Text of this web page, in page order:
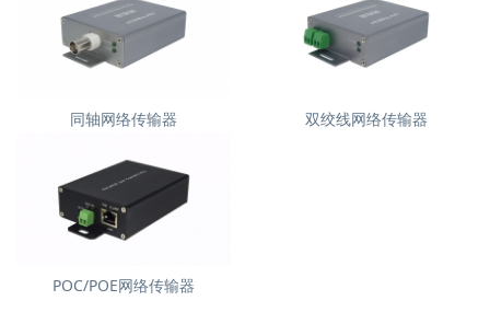
同轴网络传输器 双绞线网络传输器
POC/POE网络传输器